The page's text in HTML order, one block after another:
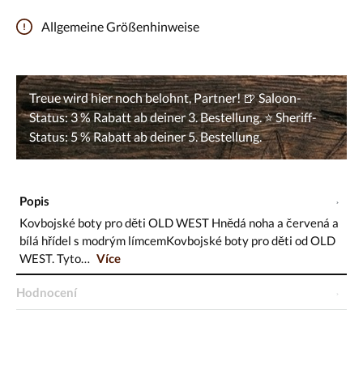
Allgemeine Größenhinweise
Popis
Kovbojské boty pro děti OLD WEST Hnědá noha a červená a
bílá hřídel s modrým límcemKovbojské boty pro děti od OLD
WEST. Tyto…
Více
Hodnocení